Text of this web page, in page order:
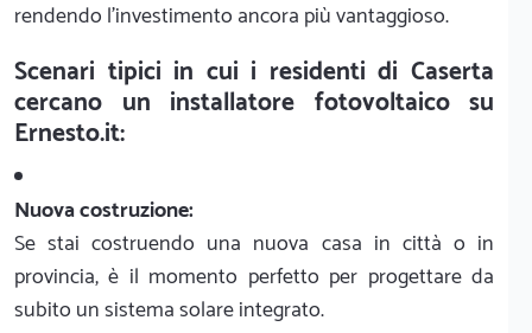
rendendo l'investimento ancora più vantaggioso.
Scenari tipici in cui i residenti di Caserta
cercano un installatore fotovoltaico su
Ernesto.it:
Nuova costruzione:
Se stai costruendo una nuova casa in città o in
provincia, è il momento perfetto per progettare da
subito un sistema solare integrato.